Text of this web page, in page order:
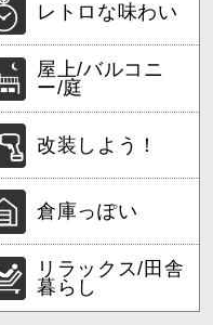
レトロな味わい
屋上/バルコニ
ー/庭
改装しよう！
倉庫っぽい
リラックス/田舎
暮らし